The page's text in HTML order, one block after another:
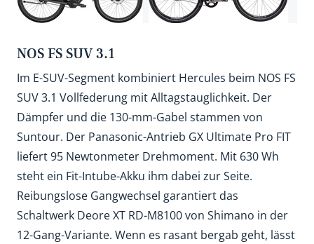
NOS FS SUV 3.1
Im E-SUV-Segment kombiniert Hercules beim NOS FS
SUV 3.1 Vollfederung mit Alltagstauglichkeit. Der
Dämpfer und die 130-mm-Gabel stammen von
Suntour. Der Panasonic-Antrieb GX Ultimate Pro FIT
liefert 95 Newtonmeter Drehmoment. Mit 630 Wh
steht ein Fit-Intube-Akku ihm dabei zur Seite.
Reibungslose Gangwechsel garantiert das
Schaltwerk Deore XT RD-M8100 von Shimano in der
12-Gang-Variante. Wenn es rasant bergab geht, lässt